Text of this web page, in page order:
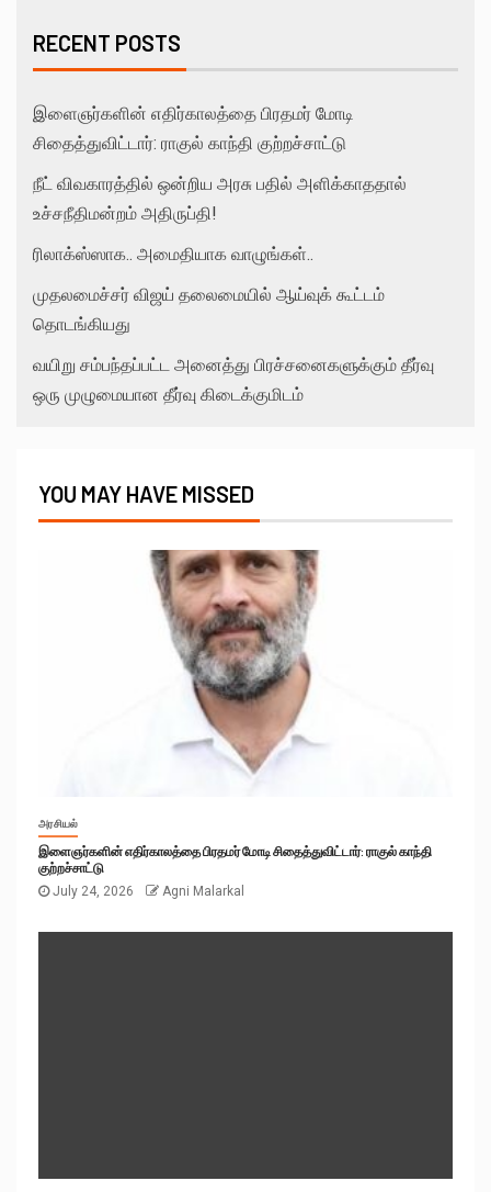
RECENT POSTS
இளைஞர்களின் எதிர்காலத்தை பிரதமர் மோடி
சிதைத்துவிட்டார்: ராகுல் காந்தி குற்றச்சாட்டு
நீட் விவகாரத்தில் ஒன்றிய அரசு பதில் அளிக்காததால்
உச்சநீதிமன்றம் அதிருப்தி!
ரிலாக்ஸ்ஸாக.. அமைதியாக வாழுங்கள்..
முதலமைச்சர் விஜய் தலைமையில் ஆய்வுக் கூட்டம்
தொடங்கியது
வயிறு சம்பந்தப்பட்ட அனைத்து பிரச்சனைகளுக்கும் தீர்வு
ஒரு முழுமையான தீர்வு கிடைக்குமிடம்
YOU MAY HAVE MISSED
அரசியல்
இளைஞர்களின் எதிர்காலத்தை பிரதமர் மோடி சிதைத்துவிட்டார்: ராகுல் காந்தி
குற்றச்சாட்டு
July 24, 2026
Agni Malarkal